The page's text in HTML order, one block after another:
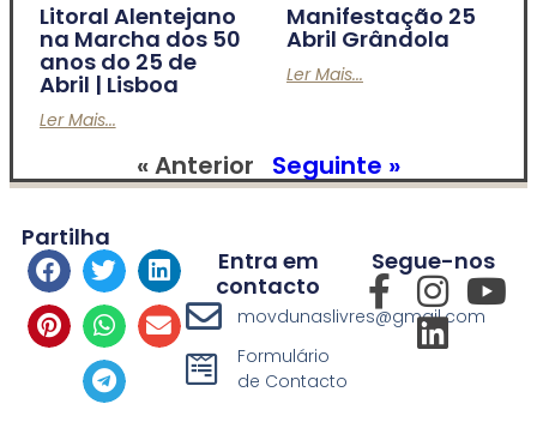
Litoral Alentejano
na Marcha dos 50
anos do 25 de
Abril | Lisboa
Ler Mais...
Manifestação 25
Abril Grândola
Ler Mais...
« Anterior Seguinte »
Partilha
Entra em
contacto
movdunaslivres@gmail.com
Formulário
de Contacto
Segue-nos